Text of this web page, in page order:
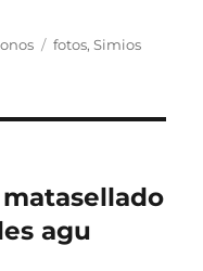
Etiquetas
fotos,Simios
matasellado
agu